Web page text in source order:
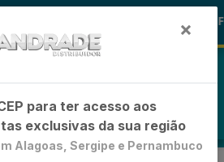
🪞
×
para ter acesso aos
exclusivas da sua região
Alagoas, Sergipe e Pernambuco